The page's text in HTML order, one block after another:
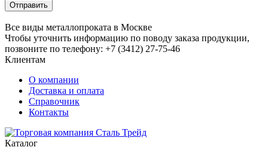
Отправить
Все виды металлопроката в Москве
Чтобы уточнить информацию по поводу заказа продукции,
позвоните по телефону: +7 (3412) 27-75-46
Клиентам
О компании
Доставка и оплата
Справочник
Контакты
Каталог